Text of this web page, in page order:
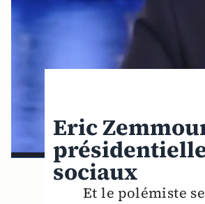
Eric
sociaux
Et le polémiste